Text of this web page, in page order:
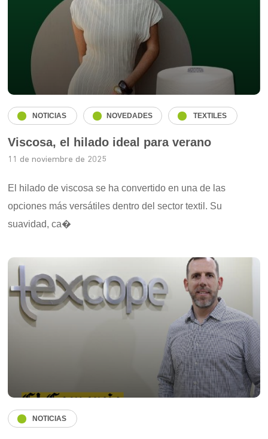
NOTICIAS NOVEDADES TEXTILES
Viscosa, el hilado ideal para verano
11 de noviembre de 2025
El hilado de viscosa se ha convertido en una de las
opciones más versátiles dentro del sector textil. Su
suavidad, ca�
NOTICIAS